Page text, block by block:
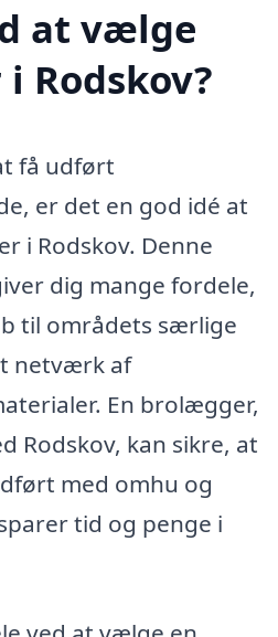
at vælge
Rodskov?
få udført
er det en god idé at
i Rodskov. Denne
dig mange fordele,
til områdets særlige
netværk af
En brolægger,
Rodskov, kan sikre, at
med omhu og
tid og penge i